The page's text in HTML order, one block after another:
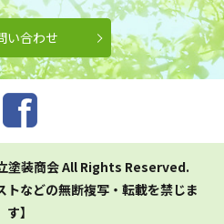
い合わせ
塗装商会 All Rights Reserved.
トなどの無断複写・転載を禁じま
す】